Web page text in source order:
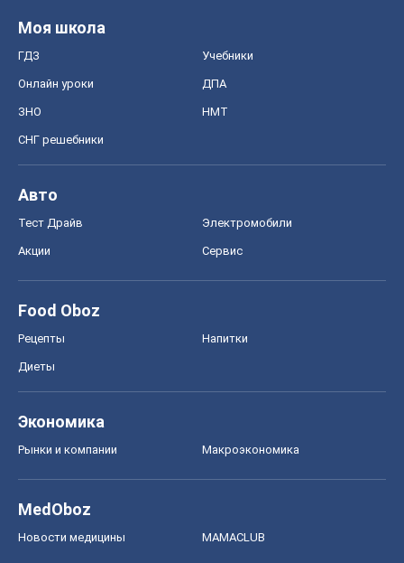
Моя школа
ГДЗ Учебники
Онлайн уроки ДПА
ЗНО НМТ
СНГ решебники
Авто
Тест Драйв Электромобили
Акции Сервис
Food Oboz
Рецепты Напитки
Диеты
Экономика
Рынки и компании Mакроэкономика
MedOboz
Новости медицины MAMACLUB